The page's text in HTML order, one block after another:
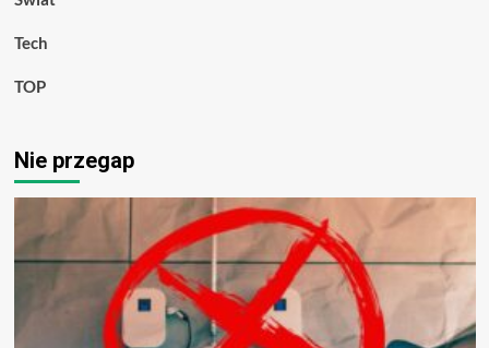
Tech
TOP
Nie przegap